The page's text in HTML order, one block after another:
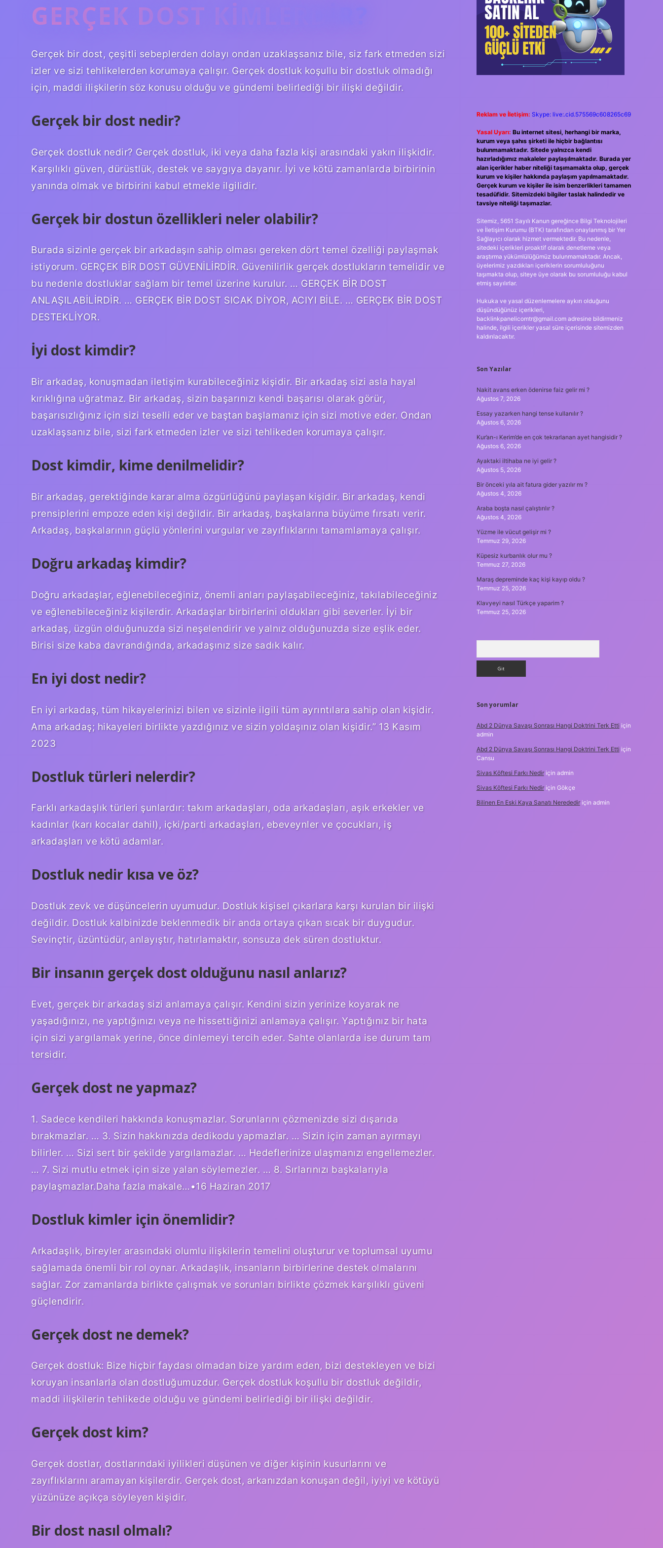
GERÇEK DOST KIMLERDIR?
Gerçek bir dost, çeşitli sebeplerden dolayı ondan uzaklaşsanız bile, siz fark etmeden sizi
izler ve sizi tehlikelerden korumaya çalışır. Gerçek dostluk koşullu bir dostluk olmadığı
için, maddi ilişkilerin söz konusu olduğu ve gündemi belirlediği bir ilişki değildir.
Gerçek bir dost nedir?
Gerçek dostluk nedir? Gerçek dostluk, iki veya daha fazla kişi arasındaki yakın ilişkidir.
Karşılıklı güven, dürüstlük, destek ve saygıya dayanır. İyi ve kötü zamanlarda birbirinin
yanında olmak ve birbirini kabul etmekle ilgilidir.
Gerçek bir dostun özellikleri neler olabilir?
Burada sizinle gerçek bir arkadaşın sahip olması gereken dört temel özelliği paylaşmak
istiyorum. GERÇEK BİR DOST GÜVENİLİRDİR. Güvenilirlik gerçek dostlukların temelidir ve
bu nedenle dostluklar sağlam bir temel üzerine kurulur. … GERÇEK BİR DOST
ANLAŞILABİLİRDİR. … GERÇEK BİR DOST SICAK DİYOR, ACIYI BİLE. … GERÇEK BİR DOST
DESTEKLİYOR.
İyi dost kimdir?
Bir arkadaş, konuşmadan iletişim kurabileceğiniz kişidir. Bir arkadaş sizi asla hayal
kırıklığına uğratmaz. Bir arkadaş, sizin başarınızı kendi başarısı olarak görür,
başarısızlığınız için sizi teselli eder ve baştan başlamanız için sizi motive eder. Ondan
uzaklaşsanız bile, sizi fark etmeden izler ve sizi tehlikeden korumaya çalışır.
Dost kimdir, kime denilmelidir?
Bir arkadaş, gerektiğinde karar alma özgürlüğünü paylaşan kişidir. Bir arkadaş, kendi
prensiplerini empoze eden kişi değildir. Bir arkadaş, başkalarına büyüme fırsatı verir.
Arkadaş, başkalarının güçlü yönlerini vurgular ve zayıflıklarını tamamlamaya çalışır.
Doğru arkadaş kimdir?
Doğru arkadaşlar, eğlenebileceğiniz, önemli anları paylaşabileceğiniz, takılabileceğiniz
ve eğlenebileceğiniz kişilerdir. Arkadaşlar birbirlerini oldukları gibi severler. İyi bir
arkadaş, üzgün olduğunuzda sizi neşelendirir ve yalnız olduğunuzda size eşlik eder.
Birisi size kaba davrandığında, arkadaşınız size sadık kalır.
En iyi dost nedir?
En iyi arkadaş, tüm hikayelerinizi bilen ve sizinle ilgili tüm ayrıntılara sahip olan kişidir.
Ama arkadaş; hikayeleri birlikte yazdığınız ve sizin yoldaşınız olan kişidir.” 13 Kasım
2023
Dostluk türleri nelerdir?
Farklı arkadaşlık türleri şunlardır: takım arkadaşları, oda arkadaşları, aşık erkekler ve
kadınlar (karı kocalar dahil), içki/parti arkadaşları, ebeveynler ve çocukları, iş
arkadaşları ve kötü adamlar.
Dostluk nedir kısa ve öz?
Dostluk zevk ve düşüncelerin uyumudur. Dostluk kişisel çıkarlara karşı kurulan bir ilişki
değildir. Dostluk kalbinizde beklenmedik bir anda ortaya çıkan sıcak bir duygudur.
Sevinçtir, üzüntüdür, anlayıştır, hatırlamaktır, sonsuza dek süren dostluktur.
Bir insanın gerçek dost olduğunu nasıl anlarız?
Evet, gerçek bir arkadaş sizi anlamaya çalışır. Kendini sizin yerinize koyarak ne
yaşadığınızı, ne yaptığınızı veya ne hissettiğinizi anlamaya çalışır. Yaptığınız bir hata
için sizi yargılamak yerine, önce dinlemeyi tercih eder. Sahte olanlarda ise durum tam
tersidir.
Gerçek dost ne yapmaz?
1. Sadece kendileri hakkında konuşmazlar. Sorunlarını çözmenizde sizi dışarıda
bırakmazlar. … 3. Sizin hakkınızda dedikodu yapmazlar. … Sizin için zaman ayırmayı
bilirler. … Sizi sert bir şekilde yargılamazlar. … Hedeflerinize ulaşmanızı engellemezler.
… 7. Sizi mutlu etmek için size yalan söylemezler. … 8. Sırlarınızı başkalarıyla
paylaşmazlar.Daha fazla makale…•16 Haziran 2017
Dostluk kimler için önemlidir?
Arkadaşlık, bireyler arasındaki olumlu ilişkilerin temelini oluşturur ve toplumsal uyumu
sağlamada önemli bir rol oynar. Arkadaşlık, insanların birbirlerine destek olmalarını
sağlar. Zor zamanlarda birlikte çalışmak ve sorunları birlikte çözmek karşılıklı güveni
güçlendirir.
Gerçek dost ne demek?
Gerçek dostluk: Bize hiçbir faydası olmadan bize yardım eden, bizi destekleyen ve bizi
koruyan insanlarla olan dostluğumuzdur. Gerçek dostluk koşullu bir dostluk değildir,
maddi ilişkilerin tehlikede olduğu ve gündemi belirlediği bir ilişki değildir.
Gerçek dost kim?
Gerçek dostlar, dostlarındaki iyilikleri düşünen ve diğer kişinin kusurlarını ve
zayıflıklarını aramayan kişilerdir. Gerçek dost, arkanızdan konuşan değil, iyiyi ve kötüyü
yüzünüze açıkça söyleyen kişidir.
Bir dost nasıl olmalı?
Reklam ve İletişim: Skype: live:.cid.575569c608265c69
Yasal Uyarı: Bu internet sitesi, herhangi bir marka,
kurum veya şahıs şirketi ile hiçbir bağlantısı
bulunmamaktadır. Sitede yalnızca kendi
hazırladığımız makaleler paylaşılmaktadır. Burada yer
alan içerikler haber niteliği taşımamakta olup, gerçek
kurum ve kişiler hakkında paylaşım yapılmamaktadır.
Gerçek kurum ve kişiler ile isim benzerlikleri tamamen
tesadüfidir. Sitemizdeki bilgiler taslak halindedir ve
tavsiye niteliği taşımazlar.
Sitemiz, 5651 Sayılı Kanun gereğince Bilgi Teknolojileri
ve İletişim Kurumu (BTK) tarafından onaylanmış bir Yer
Sağlayıcı olarak hizmet vermektedir. Bu nedenle,
sitedeki içerikleri proaktif olarak denetleme veya
araştırma yükümlülüğümüz bulunmamaktadır. Ancak,
üyelerimiz yazdıkları içeriklerin sorumluluğunu
taşımakta olup, siteye üye olarak bu sorumluluğu kabul
etmiş sayılırlar.
Hukuka ve yasal düzenlemelere aykırı olduğunu
düşündüğünüz içerikleri,
backlinkpanelicomtr@gmail.comadresine bildirmeniz
halinde, ilgili içerikler yasal süre içerisinde sitemizden
kaldırılacaktır.
Son Yazılar
Nakit avans erken ödenirse faiz gelir mi ?
Ağustos 7, 2026
Essay yazarken hangi tense kullanılır ?
Ağustos 6, 2026
Kur’an-ı Kerim’de en çok tekrarlanan ayet hangisidir ?
Ağustos 6, 2026
Ayaktaki iltihaba ne iyi gelir ?
Ağustos 5, 2026
Bir önceki yıla ait fatura gider yazılır mı ?
Ağustos 4, 2026
Araba boşta nasıl çalıştırılır ?
Ağustos 4, 2026
Yüzme ile vücut gelişir mi ?
Temmuz 29, 2026
Küpesiz kurbanlık olur mu ?
Temmuz 27, 2026
Maraş depreminde kaç kişi kayıp oldu ?
Temmuz 25, 2026
Klavyeyi nasıl Türkçe yaparim ?
Temmuz 25, 2026
Son yorumlar
Abd 2 Dünya Savaşı Sonrası Hangi Doktrini Terk Etti için
admin
Abd 2 Dünya Savaşı Sonrası Hangi Doktrini Terk Etti için
Cansu
Sivas Köftesi Farkı Nediriçin admin
Sivas Köftesi Farkı Nediriçin Gökçe
Bilinen En Eski Kaya Sanatı Neredediriçin admin